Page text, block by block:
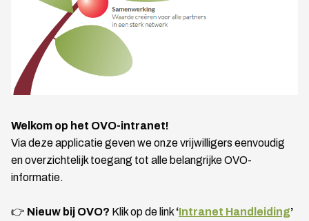
Welkom op het OVO-intranet!
Via deze applicatie geven we onze vrijwilligers eenvoudig
en overzichtelijk toegang tot alle belangrijke OVO-
informatie.
👉 Nieuw bij OVO? Klik op de link‘ Intranet Handleiding’